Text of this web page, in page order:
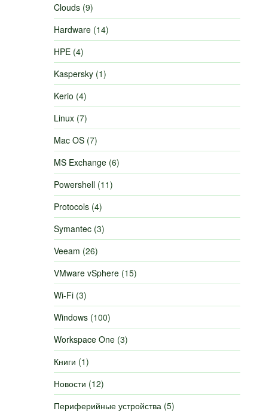
Clouds (9)
Hardware (14)
HPE (4)
Kaspersky (1)
Kerio (4)
Linux (7)
Mac OS (7)
MS Exchange (6)
Powershell (11)
Protocols (4)
Symantec (3)
Veeam (26)
VMware vSphere (15)
Wi-Fi (3)
Windows (100)
Workspace One (3)
Книги (1)
Новости (12)
Периферийные устройства (5)